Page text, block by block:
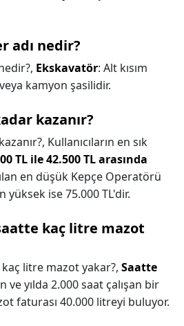
adı nedir?
Ekskavatör: Alt kısım
kamyon şasilidir.
kazanır?
Kullanıcıların en sık
TL ile 42.500 TL arasında
en düşük Kepçe Operatörü
yüksek ise 75.000 TL'dir.
kaç litre mazot
litre mazot yakar?, Saatte
ve yılda 2.000 saat çalışan bir
faturası 40.000 litreyi buluyor.